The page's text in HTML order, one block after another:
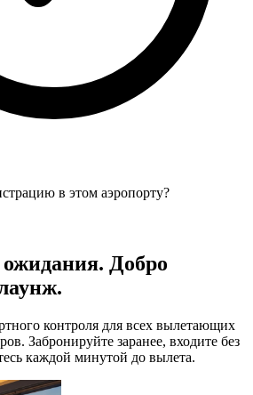
в этом аэропорту?
Добро
контроля для всех вылетающих
Забронируйте заранее, входите без
каждой минутой до вылета.